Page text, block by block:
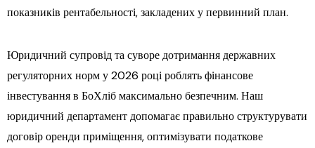
показників рентабельності, закладених у первинний план.
Юридичний супровід та суворе дотримання державних
регуляторних норм у 2026 році роблять фінансове
інвестування в БоХліб максимально безпечним. Наш
юридичний департамент допомагає правильно структурувати
договір оренди приміщення, оптимізувати податкове